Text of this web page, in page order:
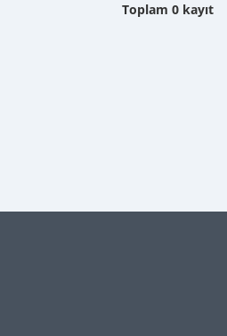
Toplam 0 kayıt